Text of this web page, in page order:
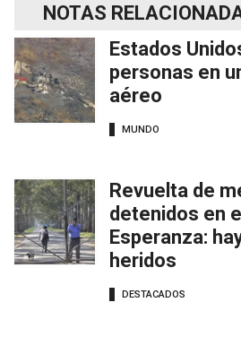
NOTAS
Estados
personas en
aéreo
MUNDO
Revuelta de
detenidos en
Esperanza:
heridos
DESTACADOS